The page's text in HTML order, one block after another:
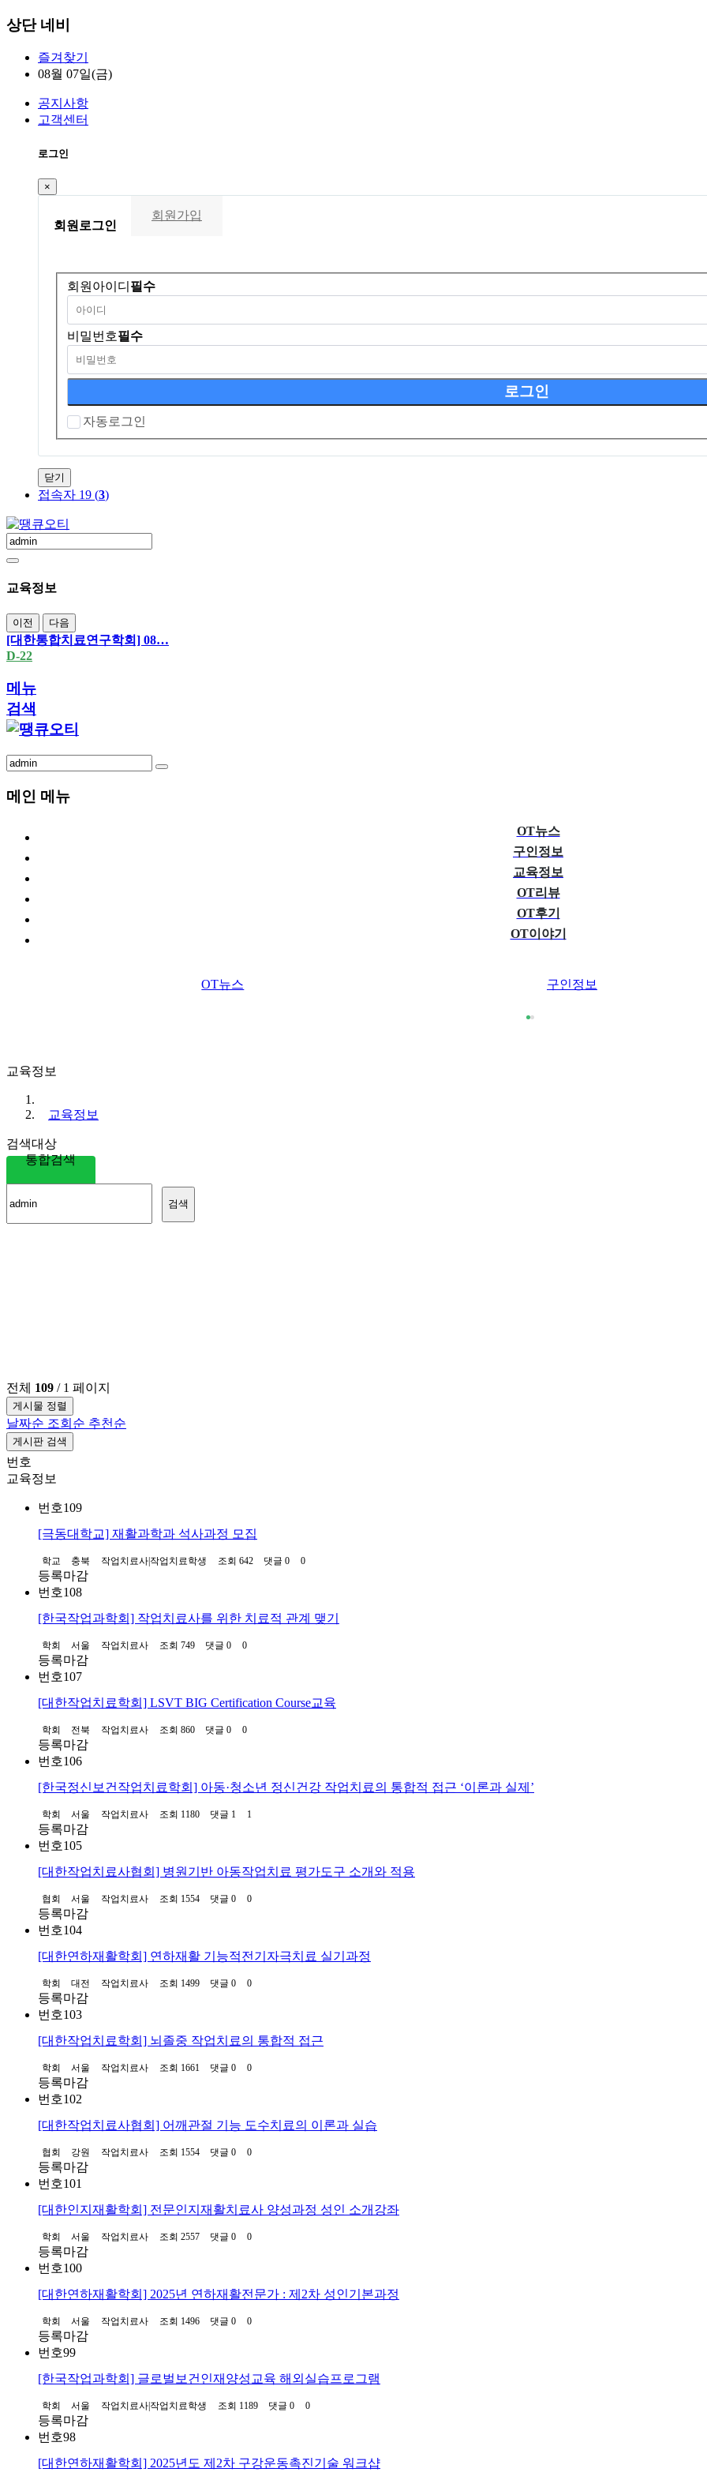
상단 네비
즐겨찾기
08월 07일(금)
공지사항
고객센터
로그인
×
회원 로그인
회원가입
회원아이디 필수
비밀번호필수
자동로그인
닫기
접속자 19 (3)
교육정보
이전 다음
[대한통합치료연구학회] 08…
D-22
메뉴
검색
메인 메뉴
OT뉴스
구인정보
교육정보
OT리뷰
OT후기
OT이야기
OT뉴스 구인정보
교육정보
교육정보
검색대상
통합검색
검색
전체 109 / 1 페이지
게시물 정렬
날짜순 조회순 추천순
게시판 검색
번호
교육정보
번호109
[극동대학교] 재활과학과 석사과정 모집
학교 충북 작업치료사|작업치료학생 조회 642 댓글 0 0
등록마감
번호108
[한국작업과학회] 작업치료사를 위한 치료적 관계 맺기
학회 서울 작업치료사 조회 749 댓글 0 0
등록마감
번호107
[대한작업치료학회] LSVT BIG Certification Course교육
학회 전북 작업치료사 조회 860 댓글 0 0
등록마감
번호106
[한국정신보건작업치료학회] 아동·청소년 정신건강 작업치료의 통합적 접근 ‘이론과 실제’
학회 서울 작업치료사 조회 1180 댓글 1 1
등록마감
번호105
[대한작업치료사협회] 병원기반 아동작업치료 평가도구 소개와 적용
협회 서울 작업치료사 조회 1554 댓글 0 0
등록마감
번호104
[대한연하재활학회] 연하재활 기능적전기자극치료 실기과정
학회 대전 작업치료사 조회 1499 댓글 0 0
등록마감
번호103
[대한작업치료학회] 뇌졸중 작업치료의 통합적 접근
학회 서울 작업치료사 조회 1661 댓글 0 0
등록마감
번호102
[대한작업치료사협회] 어깨관절 기능 도수치료의 이론과 실습
협회 강원 작업치료사 조회 1554 댓글 0 0
등록마감
번호101
[대한인지재활학회] 전문인지재활치료사 양성과정 성인 소개강좌
학회 서울 작업치료사 조회 2557 댓글 0 0
등록마감
번호100
[대한연하재활학회] 2025년 연하재활전문가 : 제2차 성인기본과정
학회 서울 작업치료사 조회 1496 댓글 0 0
등록마감
번호99
[한국작업과학회] 글로벌보건인재양성교육 해외실습프로그램
학회 서울 작업치료사|작업치료학생 조회 1189 댓글 0 0
등록마감
번호98
[대한연하재활학회] 2025년도 제2차 구강운동촉진기술 워크샵